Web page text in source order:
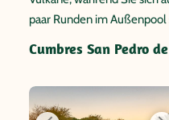
paar Runden im
Cumbres San Pedro